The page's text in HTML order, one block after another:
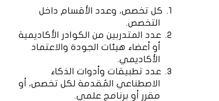
1.
كل تخصص، وعدد الأقسام داخل
التخصص.
2.
عدد المتدربين من الكوادر الأكاديمية
أو أعضاء هيئات الجودة والاعتماد
الأكاديمي.
3.
عدد تطبيقات وأدوات الذكاء
الاصطناعي المُقدمة لكل تخصص، أو
مقرر أو برنامج علمي.